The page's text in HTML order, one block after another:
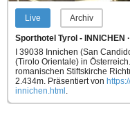
Live Archiv
Sporthotel Tyrol - INNICHEN
I 39038 Innichen (San
(Tirolo Orientale) in
romanischen Stiftskirche
2.434m. Präsentiert von
innichen.html .